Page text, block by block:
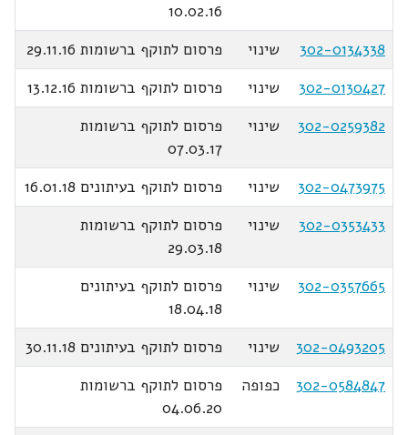
10.02.16
302-0134338
שינוי
פרסום לתוקף ברשומות 29.11.16
302-0130427
שינוי
פרסום לתוקף ברשומות 13.12.16
302-0259382
שינוי
פרסום לתוקף ברשומות
07.03.17
302-0473975
שינוי
פרסום לתוקף בעיתונים 16.01.18
302-0353433
שינוי
פרסום לתוקף ברשומות
29.03.18
302-0357665
שינוי
פרסום לתוקף בעיתונים
18.04.18
302-0493205
שינוי
פרסום לתוקף בעיתונים 30.11.18
302-0584847
כפופה
פרסום לתוקף ברשומות
04.06.20